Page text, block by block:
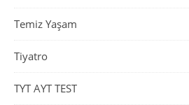
Temiz Yaşam
Tiyatro
TYT AYT TEST